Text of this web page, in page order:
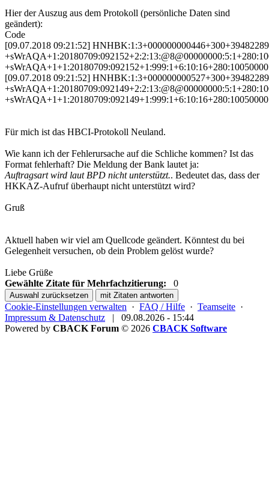
Hier der Auszug aus dem Protokoll (persönliche Daten sind
geändert):
Code
[09.07.2018 09:21:52]
[09.07.2018 09:21:52]
Für mich ist das HBCI-Protokoll Neuland.
Wie kann ich der Fehlerursache auf die Schliche kommen? Ist das
Format fehlerhaft? Die Meldung der Bank lautet ja:
Auftragsart wird laut BPD nicht unterstützt.. Bedeutet das, dass der
HKKAZ-Aufruf überhaupt nicht unterstützt wird?
Gruß
Aktuell haben wir viel am Quellcode geändert. Könntest du bei
Gelegenheit versuchen, ob dein Problem gelöst wurde?
Liebe Grüße
Gewählte Zitate für Mehrfachzitierung:
0
Auswahl zurücksetzen mit Zitaten antworten
Cookie-Einstellungen verwalten · FAQ / Hilfe · Teamseite ·
Impressum & Datenschutz |
09.08.2026 - 15:44
Powered by CBACK Forum © 2026 CBACK Software